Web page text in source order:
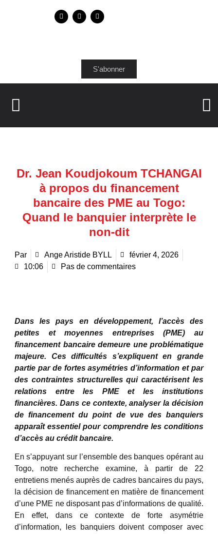
S'abonner
Dr. Jean Koudjokoum TCHANGAI
à propos du financement
bancaire des PME au Togo:
Quand le banquier interprète le
non-dit
Par Ange Aristide BYLL
février 4, 2026
10:06
Pas de commentaires
Dans les pays en développement, l’accès des
petites et moyennes entreprises (PME) au
financement bancaire demeure une problématique
majeure. Ces difficultés s’expliquent en grande
partie par de fortes asymétries d’information et par
des contraintes structurelles qui caractérisent les
relations entre les PME et les institutions
financières. Dans ce contexte, analyser la décision
de financement du point de vue des banquiers
apparaît essentiel pour comprendre les conditions
d’accès au crédit bancaire.
En s’appuyant sur l’ensemble des banques opérant au
Togo, notre recherche examine, à partir de 22
entretiens menés auprès de cadres bancaires du pays,
la décision de financement en matière de financement
d’une PME ne disposant pas d’informations de qualité.
En effet, dans ce contexte de forte asymétrie
d’information, les banquiers doivent composer avec